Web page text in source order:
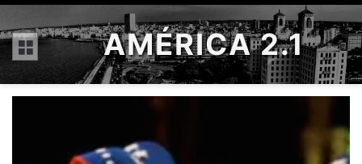
Menú AMÉRICA 2.1